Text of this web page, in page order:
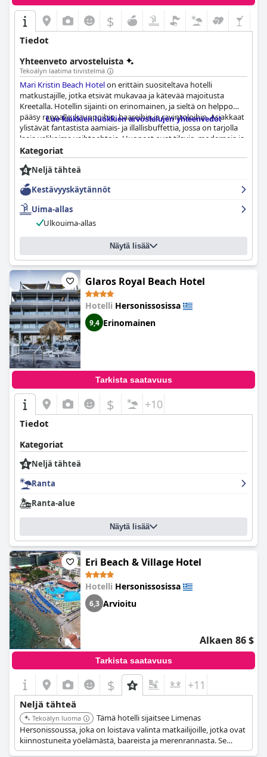
$
Tiedot
Yhteenveto arvosteluista
Tekoälyn laatima tiivistelmä
Mari Kristin Beach Hotelon erittäin suositeltava hotelli
matkustajille, jotka etsivät mukavaa ja kätevää majoitusta
Kreetalla. Hotellin sijainti on erinomainen, ja sieltä on helppo
pääsy rannalle, kauppoihin, baareihin ja ravintoloihin. Asiakkaat
ylistävät fantastista aamiais- ja illallisbuffettia, jossa on tarjolla
laaja valikoima vaihtoehtoja. Huoneet ovat tilavia, moderneja ja
hyvin sisustettuja, ja niissä on mukavat sängyt ja tarvittavat
mukavuudet. Hotellin siisteyttä kehutaan myös kovasti, ja
ystävällinen henkilökunta tekee kaikkensa saadakseen vieraat
tuntemaan olonsa tervetulleeksi. Ulkouima-allasalue ja läheinen
ranta tarjoavat rentouttavan ilmapiirin, kun taas hotellin sijainti
lähellä yöelämän aluetta on täydellinen juhlijoille. Romanttista
lomaa etsivät pariskunnat arvostavat myös hotellin charmia ja
miellyttävää ilmapiiriä. Kaiken kaikkiaan
on huippuvalinta matkailijoille, jotka etsivät mukavaa ja kätevää
Lue kaikkien luokkien arvostelujen yhteenvedot
Kategoriat
Neljä tähteä
Kestävyyskäytännöt
Uima-allas
Ulkouima-allas
Näytä lisää
Glaros Royal Beach Hotel
Hotelli Hersonissosissa
9,4 Erinomainen
Tarkista saatavuus
$ +10
Tiedot
Kategoriat
Neljä tähteä
Ranta
Ranta-alue
Näytä lisää
Eri Beach & Village Hotel
Hotelli Hersonissosissa
6,3 Arvioitu
Alkaen 86 $
Tarkista saatavuus
$ +11
Neljä tähteä
Tekoälyn luoma
Tämä hotelli sijaitsee Limenas
Hersonissoussa, joka on loistava valinta matkailijoille, jotka ovat
kiinnostuneita yöelämästä, baareista ja merenrannasta. Se
tarjoaa Wi-Fi:n yleisissä tiloissa ja on lähellä useita nähtävyyksiä.